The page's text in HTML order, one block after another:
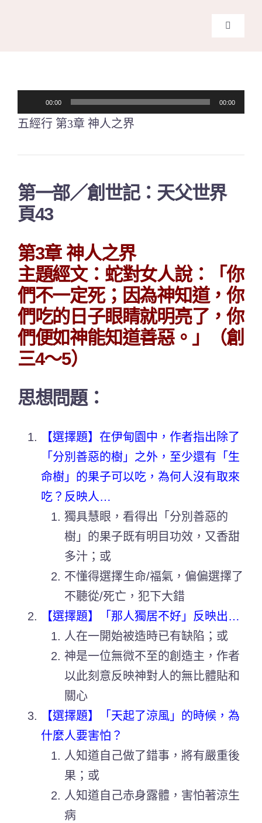
訊
放
00:00 00:00
五經行 第3章 神人之界
第一部／創世記：天父世界
頁43
第3章神人之界
主題經文：蛇對女人說：「你
們不一定死；因為神知道，你
們吃的日子眼睛就明亮了，你
們便如神能知道善惡。」（創
三4～5）
思想問題：
【選擇題】在伊甸園中，作者指出除了
「分別善惡的樹」之外，至少還有「生
命樹」的果子可以吃，為何人沒有取來
吃？反映人…
獨具慧眼，看得出「分別善惡的
樹」的果子既有明目功效，又香甜
多汁；或
不懂得選擇生命/福氣，偏偏選擇了
不聽從/死亡，犯下大錯
【選擇題】「那人獨居不好」反映出…
人在一開始被造時已有缺陷；或
神是一位無微不至的創造主，作者
以此刻意反映神對人的無比體貼和
關心
【選擇題】「天起了涼風」的時候，為
什麼人要害怕？
人知道自己做了錯事，將有嚴重後
果；或
人知道自己赤身露體，害怕著涼生
病